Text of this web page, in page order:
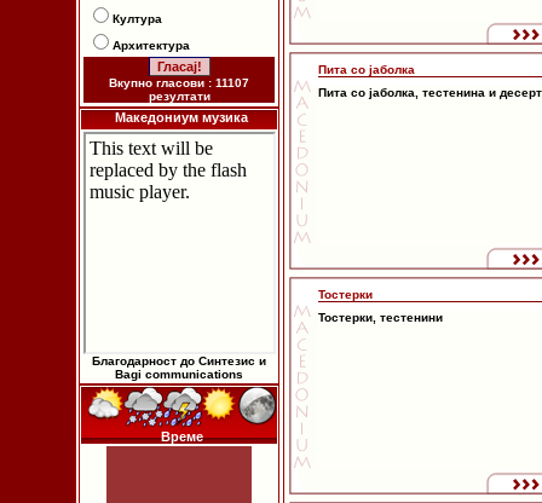
Култура
Архитектура
Вкупно гласови : 11107
резултати
Македониум музика
Благодарност до Синтезис и
Bagi communications
Време
Пита со јаболка
Пита со јаболка, тестенина и десерт
Тостерки
Тостерки, тестенини